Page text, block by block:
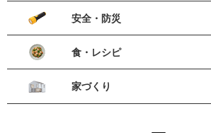
安全・防災
食・レシピ
家づくり